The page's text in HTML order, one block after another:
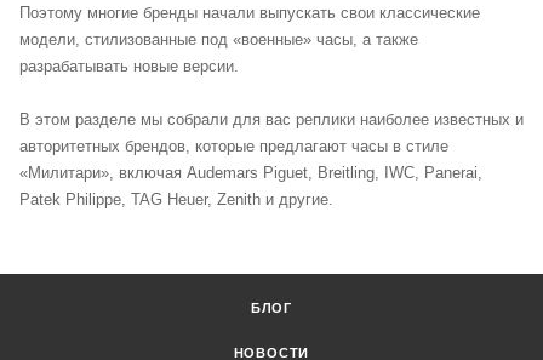
Поэтому многие бренды начали выпускать свои классические
модели, стилизованные под «военные» часы, а также
разрабатывать новые версии.
В этом разделе мы собрали для вас реплики наиболее известных и
авторитетных брендов, которые предлагают часы в стиле
«Милитари», включая Audemars Piguet, Breitling, IWC, Panerai,
Patek Philippe, TAG Heuer, Zenith и другие.
БЛОГ
НОВОСТИ